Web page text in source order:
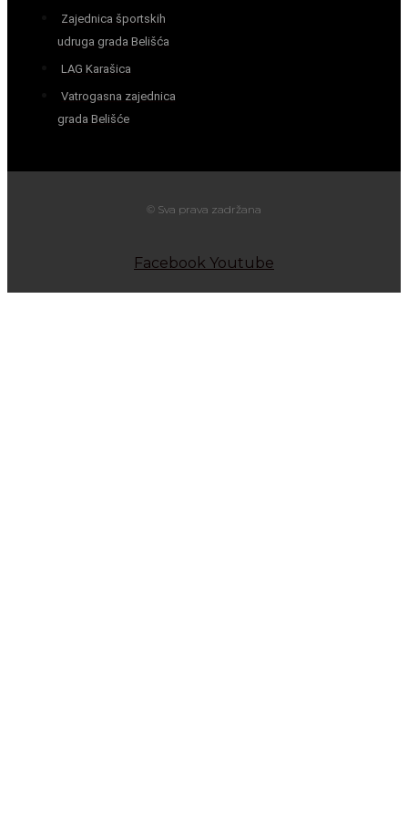
Zajednica športskih
udruga grada Belišća
LAG Karašica
Vatrogasna zajednica
grada Belišće
© Sva prava zadržana
Facebook Youtube